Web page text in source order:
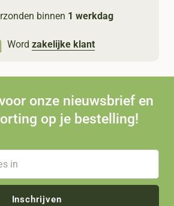
binnen 1 werkdag
Word zakelijke klant
onze nieuwsbrief en
op je bestelling!
Inschrijven